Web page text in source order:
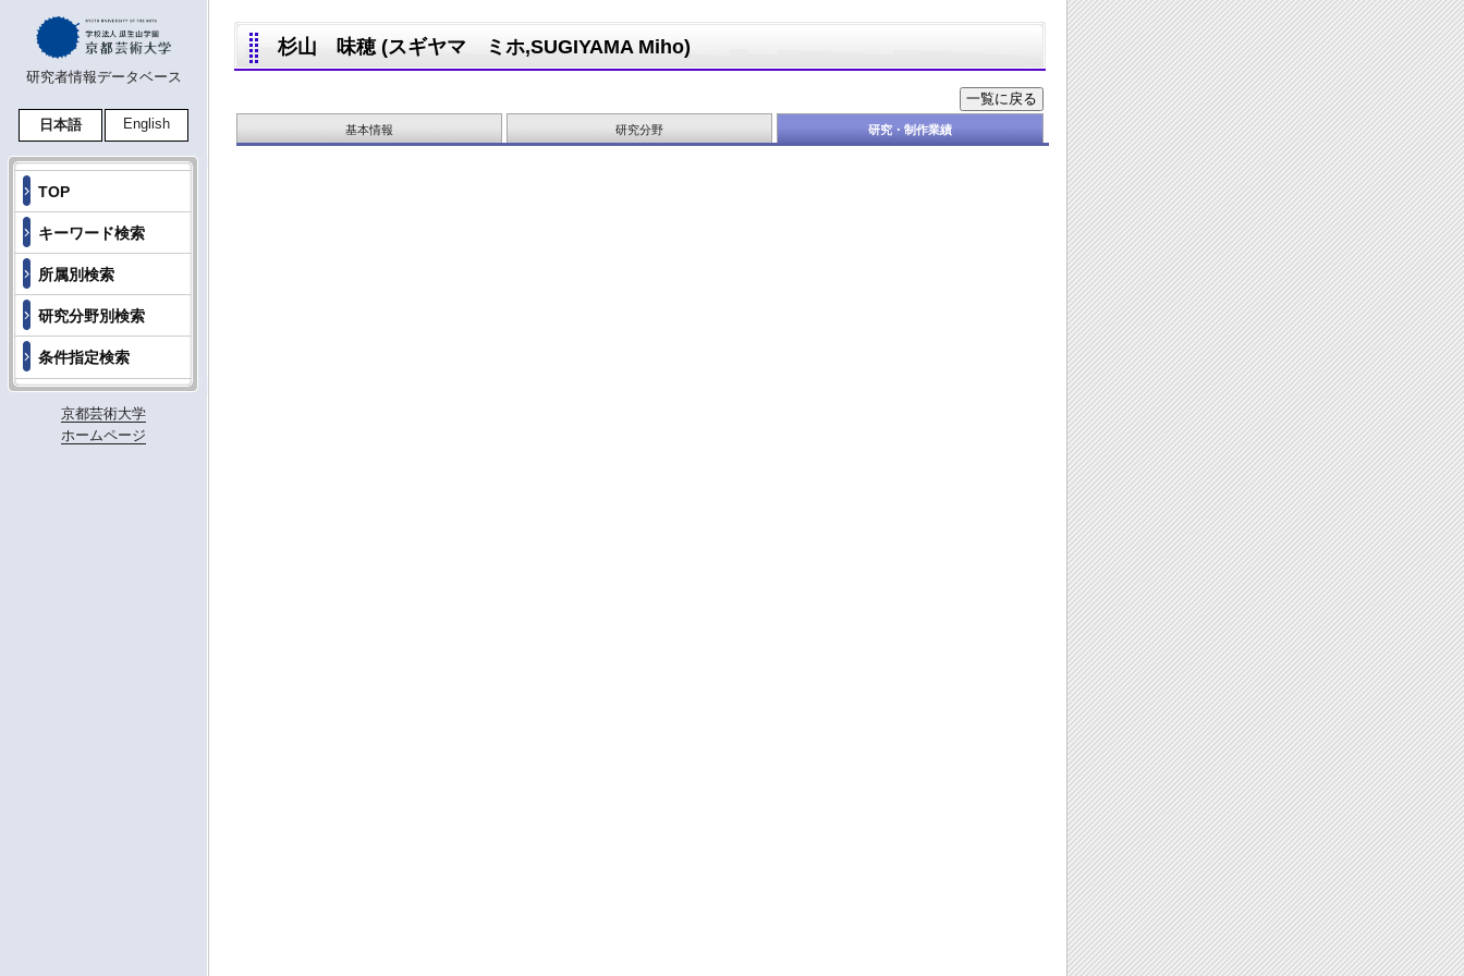
研究者情報データベース
日本語 English
TOP
キーワード検索
所属別検索
研究分野別検索
条件指定検索
京都芸術大学
ホームページ
杉山 味穂 (スギヤマ ミホ,SUGIYAMA Miho)
基本情報 研究分野 研究・制作業績